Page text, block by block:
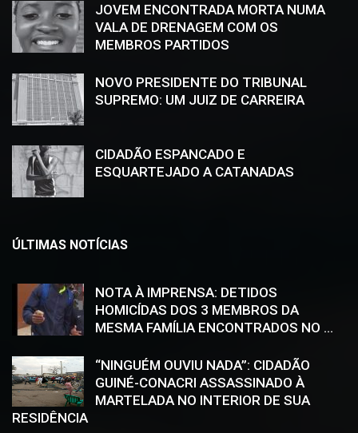
JOVEM ENCONTRADA MORTA NUMA
VALA DE DRENAGEM COM OS
MEMBROS PARTIDOS
NOVO PRESIDENTE DO TRIBUNAL
SUPREMO: UM JUIZ DE CARREIRA
CIDADÃO ESPANCADO E
ESQUARTEJADO A CATANADAS
ÚLTIMAS NOTÍCIAS
NOTA À IMPRENSA: DETIDOS
HOMICÍDAS DOS 3 MEMBROS DA
MESMA FAMÍLIA ENCONTRADOS NO ...
“NINGUÉM OUVIU NADA”: CIDADÃO
GUINÉ-CONACRI ASSASSINADO À
MARTELADA NO INTERIOR DE SUA
RESIDÊNCIA